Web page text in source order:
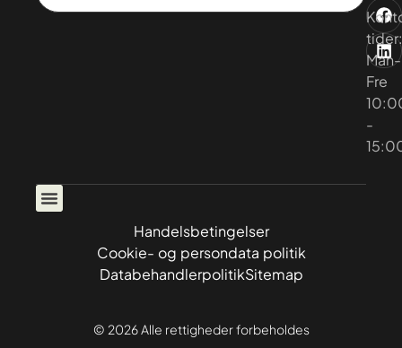
tider:
Man-
Fre
-
© 2026 Alle rettigheder forbeholdes
Handelsbetingelser
Cookie- og persondata politik
DatabehandlerpolitikSitemap